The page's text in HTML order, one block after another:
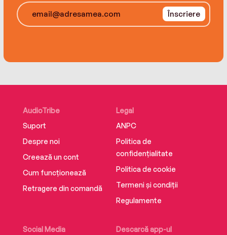
chapters of the century.
Înscriere
AudioTribe
Suport
Despre noi
Creează un cont
Cum funcționează
Retragere din comandă
Social Media
Descarcă app-ul
Legal
ANPC
Politica de
confidențialitate
Politica de cookie
Termeni și condiții
Regulamente